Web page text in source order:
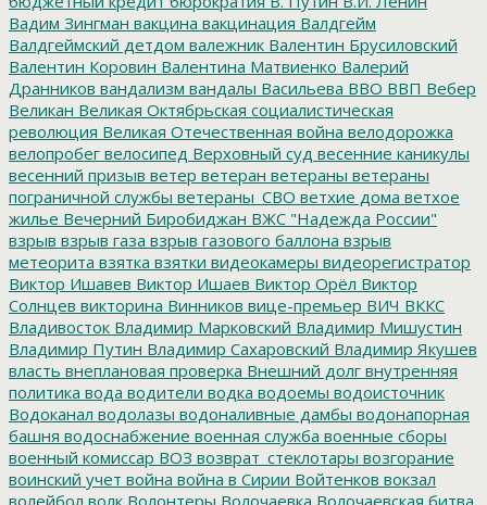
Вадим Зингман вакцина вакцинация Валдгейм
Валдгеймский детдом валежник Валентин Брусиловский
Валентин Коровин Валентина Матвиенко Валерий
Дранников вандализм вандалы Васильева ВВО ВВП Вебер
Великан Великая Октябрьская социалистическая
революция Великая Отечественная война велодорожка
велопробег велосипед Верховный суд весенние каникулы
весенний призыв ветер ветеран ветераны ветераны
пограничной службы ветераны_СВО ветхие дома ветхое
жилье Вечерний Биробиджан ВЖС "Надежда России"
взрыв взрыв газа взрыв газового баллона взрыв
метеорита взятка взятки видеокамеры видеорегистратор
Виктор Ишавев Виктор Ишаев Виктор Орёл Виктор
Солнцев викторина Винников вице-премьер ВИЧ ВККС
Владивосток Владимир Марковский Владимир Мишустин
Владимир Путин Владимир Сахаровский Владимир Якушев
власть внеплановая проверка Внешний долг внутренняя
политика вода водители водка водоемы водоисточник
Водоканал водолазы водоналивные дамбы водонапорная
башня водоснабжение военная служба военные сборы
военный комиссар ВОЗ возврат_стеклотары возгорание
воинский учет война война в Сирии Войтенков вокзал
волейбол волк Волонтеры Волочаевка Волочаевская битва